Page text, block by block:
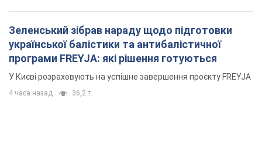
Зеленський зібрав нараду щодо підготовки
української балістики та антибалістичної
програми FREYJA: які рішення готуються
У Києві розраховують на успішне завершення проєкту FREYJA
4 часа назад 36,2 т.